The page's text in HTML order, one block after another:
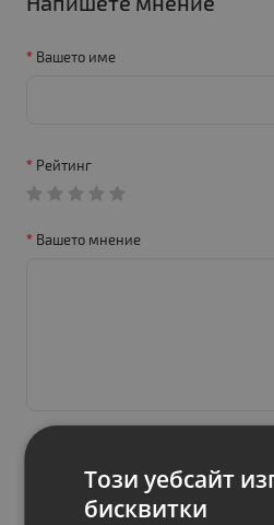
Вашето име
Рейтинг
Вашето мнение
Този уебсайт
бисквитки